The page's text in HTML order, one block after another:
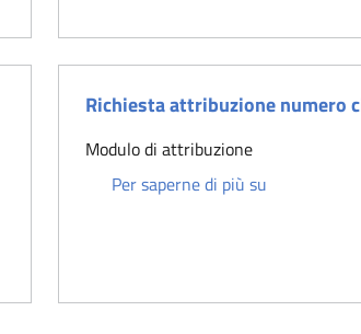
Richiesta attribuzione numero
Modulo di attribuzione
Per saperne di più suRichiesta